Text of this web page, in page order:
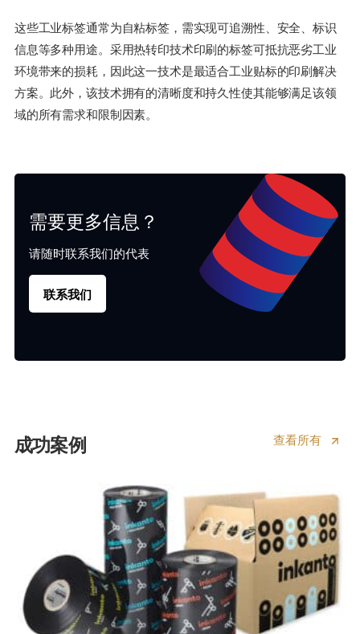
这些工业标签通常为自粘标签，需实现可追溯性、安全、标识
信息等多种用途。采用热转印技术印刷的标签可抵抗恶劣工业
环境带来的损耗，因此这一技术是最适合工业贴标的印刷解决
方案。此外，该技术拥有的清晰度和持久性使其能够满足该领
域的所有需求和限制因素。
需要更多信息？
请随时联系我们的代表
联系我们
成功案例 查看所有